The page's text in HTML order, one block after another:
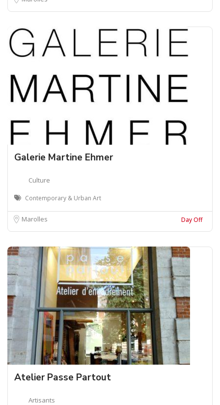
Galerie Martine Ehmer
Culture
Contemporary & Urban Art
Marolles Day Off
Atelier Passe Partout
Artisants